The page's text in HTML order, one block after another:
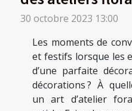
30 octobre 2023 13:00
Les moments de
et festifs lorsque les
d’une parfaite
décorations ? À
un art d’atelier